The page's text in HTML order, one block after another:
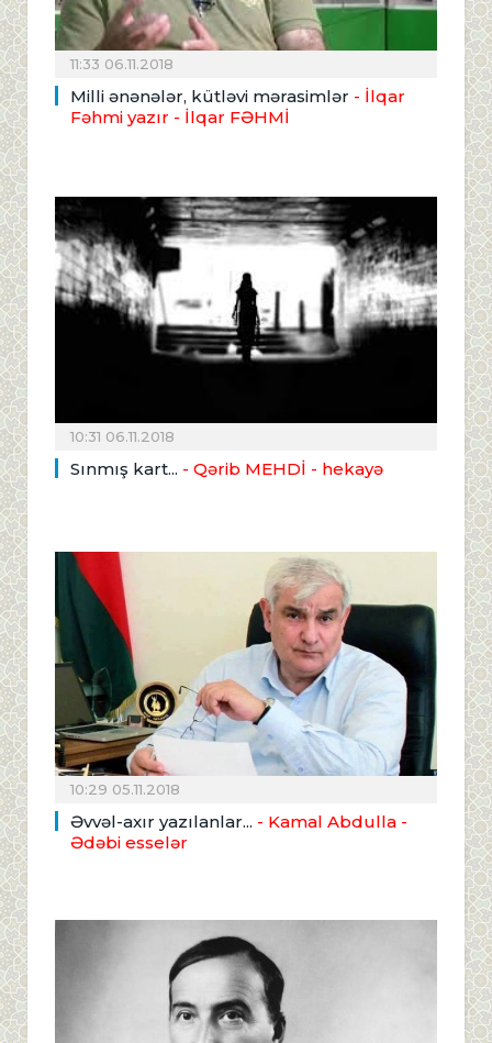
11:33 06.11.2018
Milli ənənələr, kütləvi mərasimlər - İlqar
Fəhmi yazır - İlqar FƏHMİ
10:31 06.11.2018
Sınmış kart... - Qərib MEHDİ - hekayə
10:29 05.11.2018
Əvvəl-axır yazılanlar... - Kamal Abdulla -
Ədəbi esselər